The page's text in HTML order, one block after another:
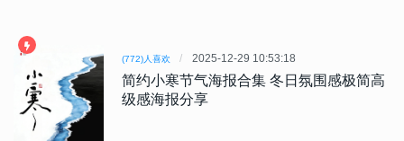
(772)人喜欢 2025-12-29 10:53:18
简约小寒节气海报合集 冬日氛围感极简高
级感海报分享